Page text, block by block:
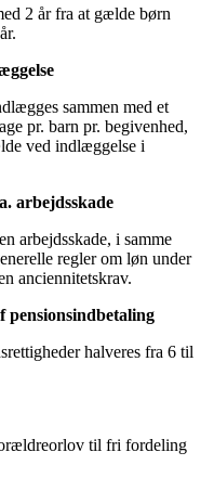
2 år fra at gælde børn
sammen med et
pr. barn pr. begivenhed,
ved indlæggelse i
arbejdsskade
arbejdsskade, i samme
regler om løn under
anciennitetskrav.
pensionsindbetaling
halveres fra 6 til
til fri fordeling